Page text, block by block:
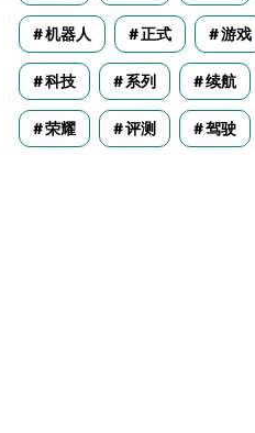
机器人 正式 游戏
科技 系列 续航
荣耀 评测 驾驶